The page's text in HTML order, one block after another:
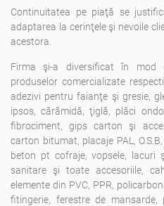
Continuitatea pe piaţă se
adaptarea la cerinţele şi nevoile
acestora.
Firma şi-a diversificat în mod
produselor comercializate
adezivi pentru faianţe şi gresie,
ipsos, cărămidă, ţiglă, plăci
fibrociment, gips carton şi
carton bitumat, placaje PAL,
beton pt cofraje, vopsele, lacuri
sanitare şi toate accesoriile,
elemente din PVC, PPR,
fitingerie, ferestre de